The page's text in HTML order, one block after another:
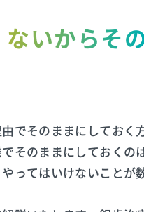
いからそ
でそのままにしておく
そのままにしておくの
ってはいけないことが